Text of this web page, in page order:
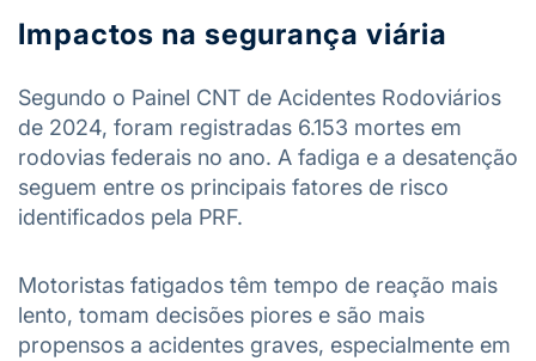
Impactos na segurança viária
Segundo o Painel CNT de Acidentes Rodoviários
de 2024, foram registradas 6.153 mortes em
rodovias federais no ano. A fadiga e a desatenção
seguem entre os principais fatores de risco
identificados pela PRF.
Motoristas fatigados têm tempo de reação mais
lento, tomam decisões piores e são mais
propensos a acidentes graves, especialmente em